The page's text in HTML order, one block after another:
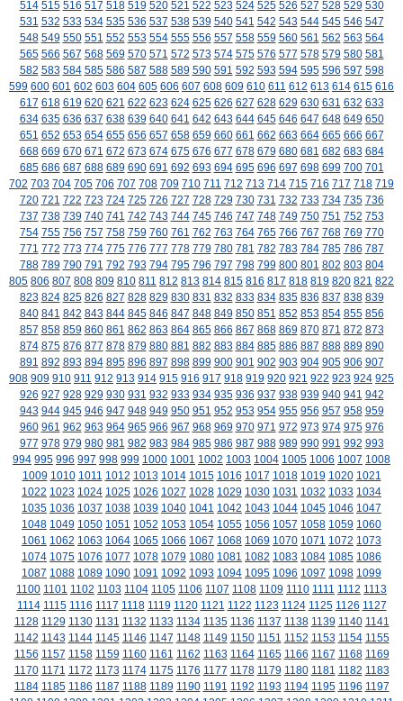
514 515 516 517 518 519 520 521 522 523 524 525 526 527 528 529 530
531 532 533 534 535 536 537 538 539 540 541 542 543 544 545 546 547
548 549 550 551 552 553 554 555 556 557 558 559 560 561 562 563 564
565 566 567 568 569 570 571 572 573 574 575 576 577 578 579 580 581
582 583 584 585 586 587 588 589 590 591 592 593 594 595 596 597 598
599 600 601 602 603 604 605 606 607 608 609 610 611 612 613 614 615 616
617 618 619 620 621 622 623 624 625 626 627 628 629 630 631 632 633
634 635 636 637 638 639 640 641 642 643 644 645 646 647 648 649 650
651 652 653 654 655 656 657 658 659 660 661 662 663 664 665 666 667
668 669 670 671 672 673 674 675 676 677 678 679 680 681 682 683 684
685 686 687 688 689 690 691 692 693 694 695 696 697 698 699 700 701
702 703 704 705 706 707 708 709 710 711 712 713 714 715 716 717 718 719
720 721 722 723 724 725 726 727 728 729 730 731 732 733 734 735 736
737 738 739 740 741 742 743 744 745 746 747 748 749 750 751 752 753
754 755 756 757 758 759 760 761 762 763 764 765 766 767 768 769 770
771 772 773 774 775 776 777 778 779 780 781 782 783 784 785 786 787
788 789 790 791 792 793 794 795 796 797 798 799 800 801 802 803 804
805 806 807 808 809 810 811 812 813 814 815 816 817 818 819 820 821 822
823 824 825 826 827 828 829 830 831 832 833 834 835 836 837 838 839
840 841 842 843 844 845 846 847 848 849 850 851 852 853 854 855 856
857 858 859 860 861 862 863 864 865 866 867 868 869 870 871 872 873
874 875 876 877 878 879 880 881 882 883 884 885 886 887 888 889 890
891 892 893 894 895 896 897 898 899 900 901 902 903 904 905 906 907
908 909 910 911 912 913 914 915 916 917 918 919 920 921 922 923 924 925
926 927 928 929 930 931 932 933 934 935 936 937 938 939 940 941 942
943 944 945 946 947 948 949 950 951 952 953 954 955 956 957 958 959
960 961 962 963 964 965 966 967 968 969 970 971 972 973 974 975 976
977 978 979 980 981 982 983 984 985 986 987 988 989 990 991 992 993
994 995 996 997 998 999 1000 1001 1002 1003 1004 1005 1006 1007 1008
1009 1010 1011 1012 1013 1014 1015 1016 1017 1018 1019 1020 1021
1022 1023 1024 1025 1026 1027 1028 1029 1030 1031 1032 1033 1034
1035 1036 1037 1038 1039 1040 1041 1042 1043 1044 1045 1046 1047
1048 1049 1050 1051 1052 1053 1054 1055 1056 1057 1058 1059 1060
1061 1062 1063 1064 1065 1066 1067 1068 1069 1070 1071 1072 1073
1074 1075 1076 1077 1078 1079 1080 1081 1082 1083 1084 1085 1086
1087 1088 1089 1090 1091 1092 1093 1094 1095 1096 1097 1098 1099
1100 1101 1102 1103 1104 1105 1106 1107 1108 1109 1110 1111 1112 1113
1114 1115 1116 1117 1118 1119 1120 1121 1122 1123 1124 1125 1126 1127
1128 1129 1130 1131 1132 1133 1134 1135 1136 1137 1138 1139 1140 1141
1142 1143 1144 1145 1146 1147 1148 1149 1150 1151 1152 1153 1154 1155
1156 1157 1158 1159 1160 1161 1162 1163 1164 1165 1166 1167 1168 1169
1170 1171 1172 1173 1174 1175 1176 1177 1178 1179 1180 1181 1182 1183
1184 1185 1186 1187 1188 1189 1190 1191 1192 1193 1194 1195 1196 1197